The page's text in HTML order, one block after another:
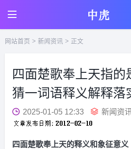
网站首页 > 新闻资讯 > 正文
四面楚歌奉上天指的
猜一词语释义解释落
2025-01-05 12:33 新闻资
四面楚歌奉上天的释义和象征意义